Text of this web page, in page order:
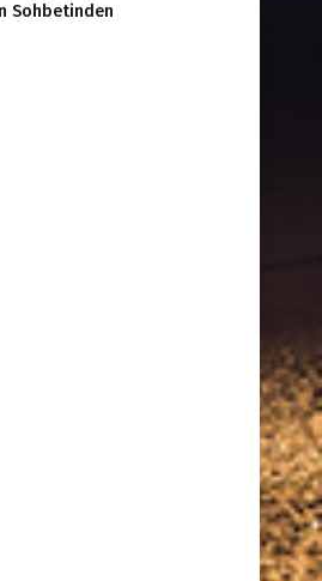
Sohbetinden